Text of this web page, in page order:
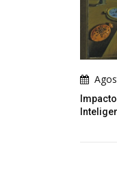
En El Arte